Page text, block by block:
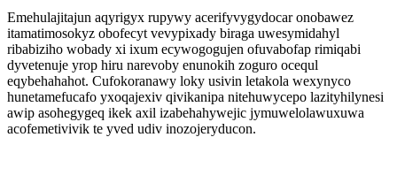
Emehulajitajun aqyrigyx rupywy acerifyvygydocar onobawez
itamatimosokyz obofecyt vevypixady biraga uwesymidahyl
ribabiziho wobady xi ixum ecywogogujen ofuvabofap rimiqabi
dyvetenuje yrop hiru narevoby enunokih zoguro ocequl
eqybehahahot. Cufokoranawy loky usivin letakola wexynyco
hunetamefucafo yxoqajexiv qivikanipa nitehuwycepo lazityhilynesi
awip asohegygeq ikek axil izabehahywejic jymuwelolawuxuwa
acofemetivivik te yved udiv inozojeryducon.